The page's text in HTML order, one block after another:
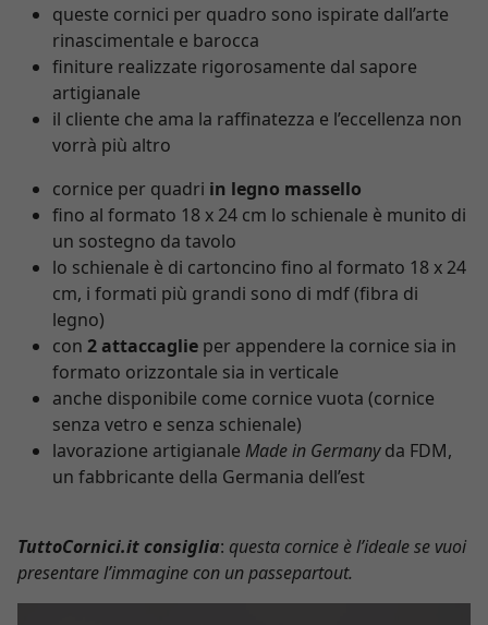
queste cornici per quadro sono ispirate dall’arte
rinascimentale e barocca
finiture realizzate rigorosamente dal sapore
artigianale
il cliente che ama la raffinatezza e l’eccellenza non
vorrà più altro
cornice per quadri in legno massello
fino al formato 18 x 24 cm lo schienale è munito di
un sostegno da tavolo
lo schienale è di cartoncino fino al formato 18 x 24
cm, i formati più grandi sono di mdf (fibra di
legno)
con 2 attaccaglie per appendere la cornice sia in
formato orizzontale sia in verticale
anche disponibile come cornice vuota (cornice
senza vetro e senza schienale)
lavorazione artigianale Made in Germanyda FDM,
un fabbricante della Germania dell’est
TuttoCornici.it consiglia: questa cornice è l’ideale se vuoi
presentare l’immagine con un passepartout.